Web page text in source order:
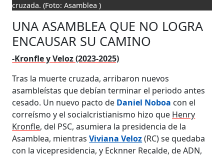
cruzada.(Foto: Asamblea )
UNA ASAMBLEA QUE NO LOGRA
ENCAUSAR SU CAMINO
-Kronfle y Veloz (2023-2025)
Tras la muerte cruzada, arribaron nuevos
asambleístas que debían terminar el periodo antes
cesado. Un nuevo pacto de Daniel Noboa con el
correísmo y el socialcristianismo hizo que Henry
Kronfle, del PSC, asumiera la presidencia de la
Asamblea, mientrasViviana Veloz(RC) se quedaba
con la vicepresidencia, y Ecknner Recalde, de ADN,